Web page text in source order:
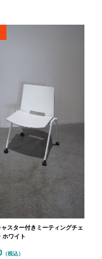
スター付きミーティングチェ
ホワイト
（税込）